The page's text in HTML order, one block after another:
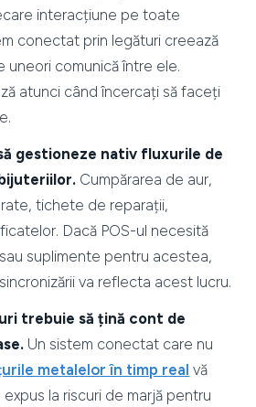
interacțiune pe toate
conectat prin legături creează
uneori comunică între ele.
atunci când încercați să faceți
gestioneze nativ fluxurile de
Cumpărarea de aur,
tichete de reparații,
Dacă POS-ul necesită
suplimente pentru acestea,
va reflecta acest lucru.
trebuie să țină cont de
Un sistem conectat care nu
metalelor în timp real vă
la riscuri de marjă pentru